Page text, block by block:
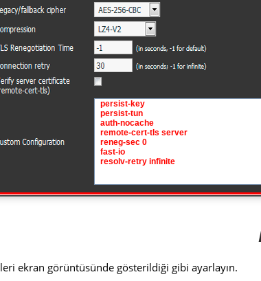
ekran görüntüsünde gösterildiği gibi ayarlayın.